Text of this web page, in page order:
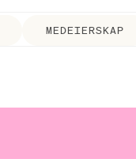
MEDEIERSKAP